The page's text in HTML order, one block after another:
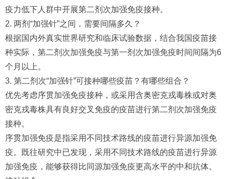
疫力低下人群中开展第二剂次加强免疫接种。
2. 两剂“加强针”之间，需要间隔多久？
根据国内外真实世界研究和临床试验数据，结合我国疫苗接
种实际，第二剂次加强免疫与第一剂次加强免疫时间间隔为6
个月以上。
3. 第二剂次“加强针”可接种哪些疫苗？有哪些组合？
优先考虑序贯加强免疫接种，或采用含奥密克戎毒株或对奥
密克戎毒株具有良好交叉免疫的疫苗进行第二剂次加强免疫
接种。
序贯加强免疫是指采用不同技术路线的疫苗进行异源加强免
疫。既往研究中已发现，采用不同技术路线的疫苗进行异源
加强免疫，能够获得比同源加强免疫更高水平的中和抗体。